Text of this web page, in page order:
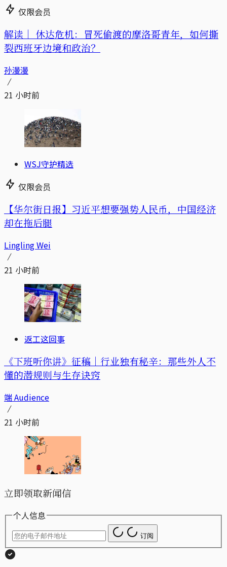
仅限会员
解读｜ 休达危机：冒死偷渡的摩洛哥青年，如何撕
裂西班牙边境和政治？
孙漫漫
21 小时前
WSJ守护精选
仅限会员
【华尔街日报】习近平想要强势人民币，中国经济
却在拖后腿
Lingling Wei
21 小时前
返工这回事
《下班听你讲》征稿｜行业独有秘辛：那些外人不
懂的潜规则与生存诀窍
端 Audience
21 小时前
立即领取新闻信
个人信息
订阅